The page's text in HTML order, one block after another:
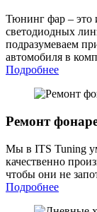
Тюнинг фар – это
светодиодных
подразумеваем
автомобиля в
Подробнее
Ремонт
Мы в ITS Tuning
качественно
чтобы они не
Подробнее